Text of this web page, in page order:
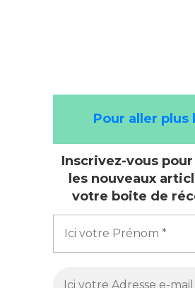
Pour aller plus
Inscrivez-vous
les nouveaux
votre boite de